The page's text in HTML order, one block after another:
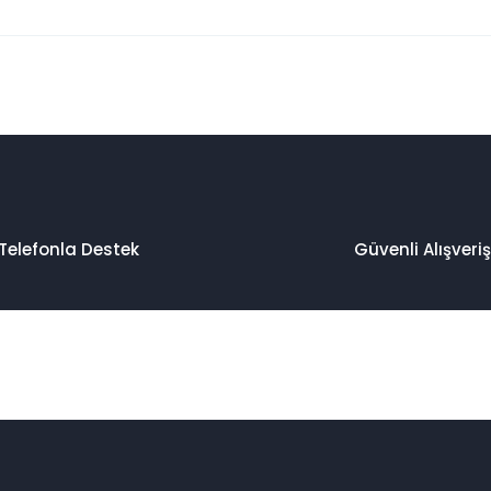
Telefonla Destek Güvenli Alışveriş